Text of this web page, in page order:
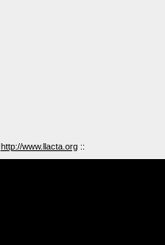
http://www.llacta.org::